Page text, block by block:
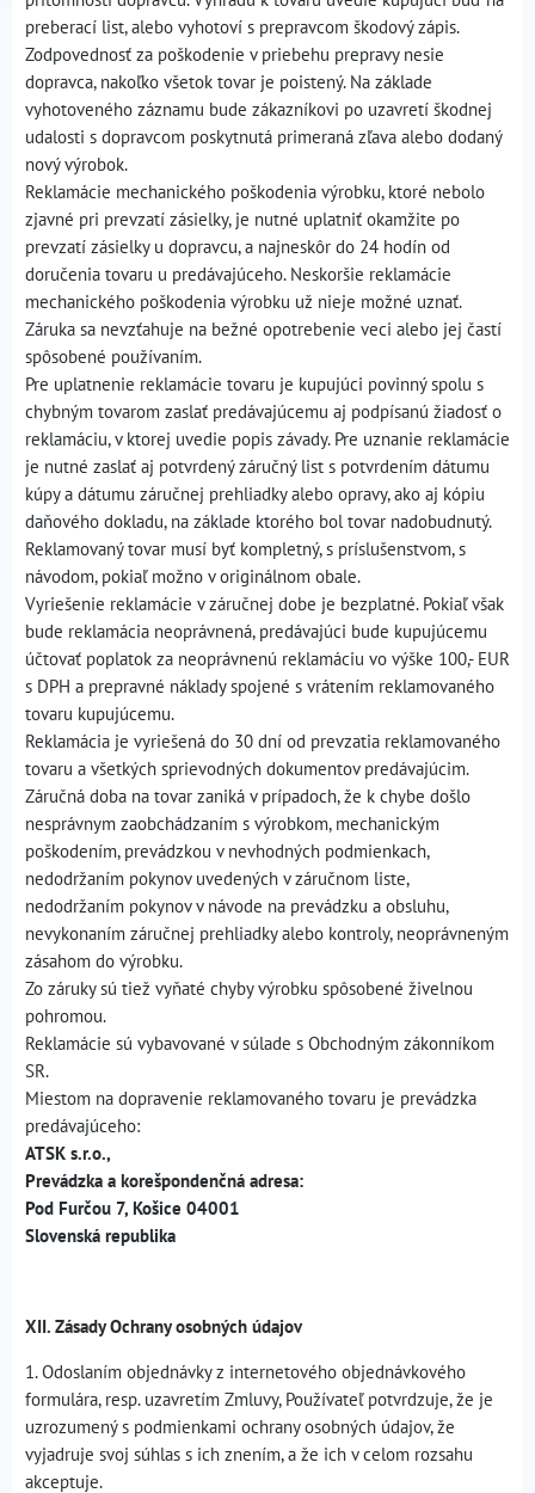
preberací list, alebo vyhotoví s prepravcom škodový zápis.
Zodpovednosť za poškodenie v priebehu prepravy nesie
dopravca, nakoľko všetok tovar je poistený. Na základe
vyhotoveného záznamu bude zákazníkovi po uzavretí škodnej
udalosti s dopravcom poskytnutá primeraná zľava alebo dodaný
nový výrobok.
Reklamácie mechanického poškodenia výrobku, ktoré nebolo
zjavné pri prevzatí zásielky, je nutné uplatniť okamžite po
prevzatí zásielky u dopravcu, a najneskôr do 24 hodín od
doručenia tovaru u predávajúceho. Neskoršie reklamácie
mechanického poškodenia výrobku už nieje možné uznať.
Záruka sa nevzťahuje na bežné opotrebenie veci alebo jej častí
spôsobené používaním.
Pre uplatnenie reklamácie tovaru je kupujúci povinný spolu s
chybným tovarom zaslať predávajúcemu aj podpísanú žiadosť o
reklamáciu, v ktorej uvedie popis závady. Pre uznanie reklamácie
je nutné zaslať aj potvrdený záručný list s potvrdením dátumu
kúpy a dátumu záručnej prehliadky alebo opravy, ako aj kópiu
daňového dokladu, na základe ktorého bol tovar nadobudnutý.
Reklamovaný tovar musí byť kompletný, s príslušenstvom, s
návodom, pokiaľ možno v originálnom obale.
Vyriešenie reklamácie v záručnej dobe je bezplatné. Pokiaľ však
bude reklamácia neoprávnená, predávajúci bude kupujúcemu
účtovať poplatok za neoprávnenú reklamáciu vo výške 100,- EUR
s DPH a prepravné náklady spojené s vrátením reklamovaného
tovaru kupujúcemu.
Reklamácia je vyriešená do 30 dní od prevzatia reklamovaného
tovaru a všetkých sprievodných dokumentov predávajúcim.
Záručná doba na tovar zaniká v prípadoch, že k chybe došlo
nesprávnym zaobchádzaním s výrobkom, mechanickým
poškodením, prevádzkou v nevhodných podmienkach,
nedodržaním pokynov uvedených v záručnom liste,
nedodržaním pokynov v návode na prevádzku a obsluhu,
nevykonaním záručnej prehliadky alebo kontroly, neoprávneným
zásahom do výrobku.
Zo záruky sú tiež vyňaté chyby výrobku spôsobené živelnou
pohromou.
Reklamácie sú vybavované v súlade s Obchodným zákonníkom
SR.
Miestom na dopravenie reklamovaného tovaru je prevádzka
predávajúceho:
ATSK s.r.o.,
Prevádzka a korešpondenčná adresa:
Pod Furčou 7, Košice 04001
Slovenská republika
XII. Zásady Ochrany osobných údajov
1. Odoslaním objednávky z internetového objednávkového
formulára, resp. uzavretím Zmluvy, Používateľ potvrdzuje, že je
uzrozumený s podmienkami ochrany osobných údajov, že
vyjadruje svoj súhlas s ich znením, a že ich v celom rozsahu
akceptuje.